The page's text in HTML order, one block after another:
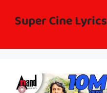
contentSuper Cine Lyrics